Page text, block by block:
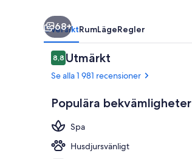
68+
ÖversiktRumLägeRegler
Recensioner
8,88,8 av 10,
Utmärkt
Se alla 1 981 recensioner
Populära bekvämligheter
Spa
Husdjursvänligt